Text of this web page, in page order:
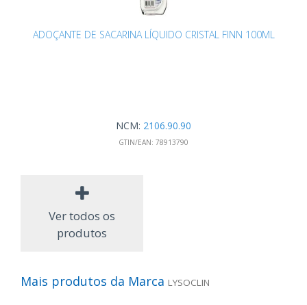
ADOÇANTE DE SACARINA LÍQUIDO CRISTAL FINN 100ML
NCM: 2106.90.90
GTIN/EAN: 78913790
Ver todos os
produtos
Mais produtos da Marca LYSOCLIN